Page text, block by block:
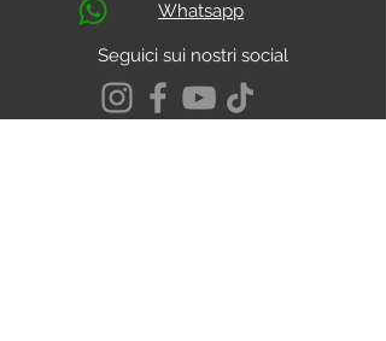
Whatsapp
Seguici sui nostri social